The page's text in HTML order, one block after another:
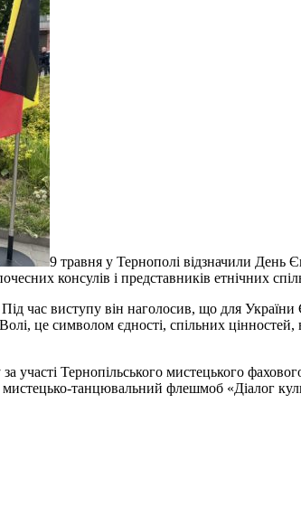
9 травня у Тернополі відзначили День
консулів і представників етнічних
Під час виступу він наголосив, що для
це символом єдності, спільних
участі Тернопільського мистецького
танцювальний флешмоб «Діалог